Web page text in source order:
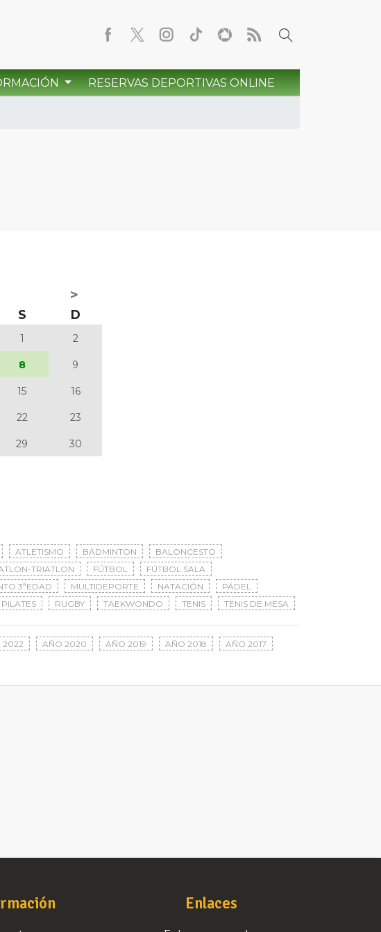
RESERVAS DEPORTIVAS ONLINE
>
S D
1 2
8 9
15 16
22 23
29 30
ATLETISMO BÁDMINTON
BALONCESTO
TRIATLON FÚTBOL
FÚTBOL SALA
3ªEDAD MULTIDEPORTE NATACIÓN
PÁDEL
PILATES RUGBY TAEKWONDO TENIS TENIS DE MESA
2022 AÑO 2020 AÑO 2019 AÑO 2018
AÑO 2017
Enlaces